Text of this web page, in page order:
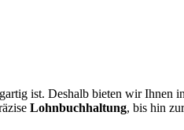
ist. Deshalb bieten wir Ihnen
Lohnbuchhaltung, bis hin